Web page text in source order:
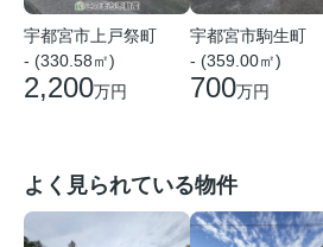
宇都宮市上戸祭町
- (330.58㎡)
2,200万円
宇都宮市駒生町
- (359.00㎡)
700万円
よく見られている物件